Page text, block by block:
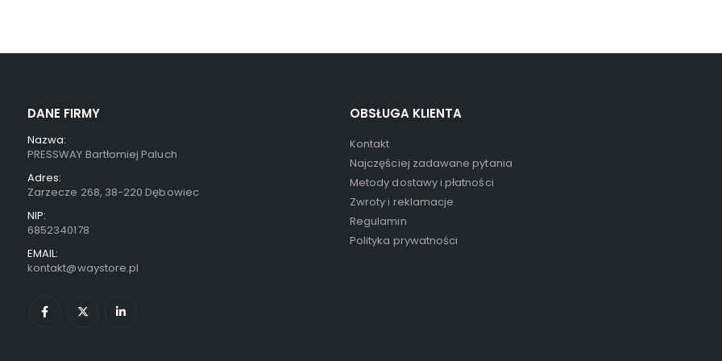
DANE FIRMY
Nazwa:
PRESSWAY Bartłomiej Paluch
Adres:
Zarzecze 268, 38-220 Dębowiec
NIP:
6852340178
EMAIL:
kontakt@waystore.pl
OBSŁUGA KLIENTA
Kontakt
Najczęściej zadawane pytania
Metody dostawy i płatności
Zwroty i reklamacje
Regulamin
Polityka prywatności